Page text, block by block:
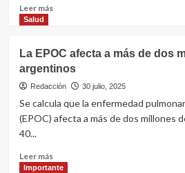
Leer másLeer
de
cabeza
y
cuello:
alertan
por
tardía
Salud
La EPOC afecta a más de dos
argentinos
Redacción 30 julio, 2025
Se calcula que la enfermedad
(EPOC) afecta a más de dos millones
40...
Leer másLeer
más
Importante